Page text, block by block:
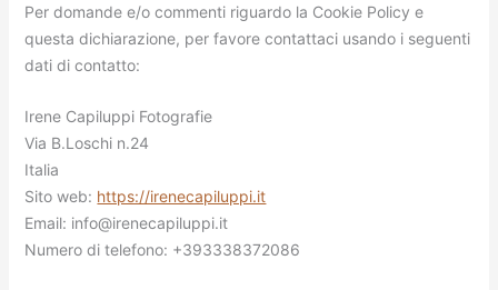
Per domande e/o commenti riguardo la Cookie Policy e
questa dichiarazione, per favore contattaci usando i seguenti
dati di contatto:
Irene Capiluppi Fotografie
Via B.Loschi n.24
Italia
Sito web: https://irenecapiluppi.it
Email: info@irenecapiluppi.it
Numero di telefono: +393338372086